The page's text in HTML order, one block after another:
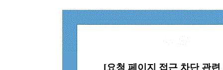
[요청 페이지 접근 차단 관